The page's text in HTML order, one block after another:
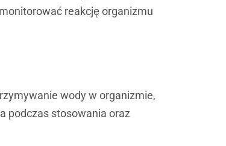
reakcję organizmu
wody w organizmie,
podczas stosowania oraz